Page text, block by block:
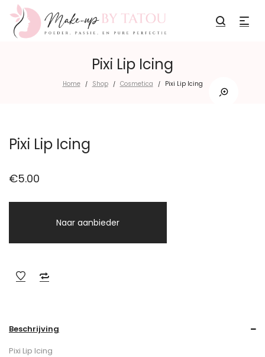
Pixi Lip Icing
Home / Shop / Cosmetica / Pixi Lip Icing
Pixi Lip Icing
€5.00
Naar aanbieder
Beschrijving
Pixi Lip Icing